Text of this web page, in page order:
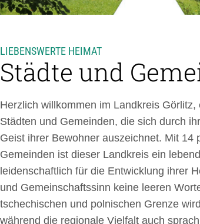
LIEBENSWERTE HEIMAT
Städte und
Herzlich willkommen im Landkreis
Städten und Gemeinden, die sich durch
Geist ihrer Bewohner auszeichnet. Mit
Gemeinden ist dieser Landkreis ein
leidenschaftlich für die Entwicklung ihrer
und Gemeinschaftssinn keine leeren
tschechischen und polnischen Grenze
während die regionale Vielfalt auch